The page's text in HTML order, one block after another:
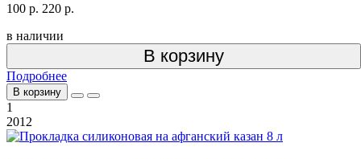
100 р. 220 р.
в наличии
В корзину
Подробнее
В корзину
1
2012